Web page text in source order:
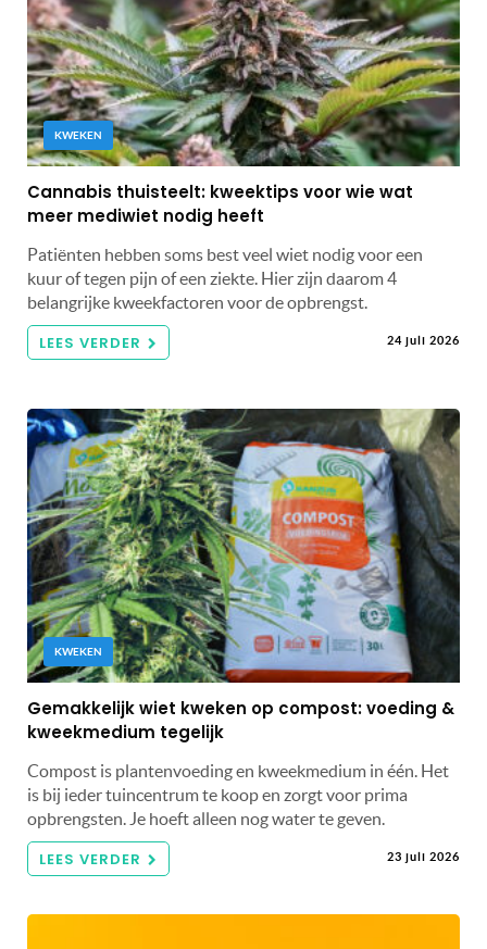
KWEKEN
Cannabis thuisteelt: kweektips voor wie wat
meer mediwiet nodig heeft
Patiënten hebben soms best veel wiet nodig voor een
kuur of tegen pijn of een ziekte. Hier zijn daarom 4
belangrijke kweekfactoren voor de opbrengst.
LEES VERDER 24 juli 2026
KWEKEN
Gemakkelijk wiet kweken op compost: voeding &
kweekmedium tegelijk
Compost is plantenvoeding en kweekmedium in één. Het
is bij ieder tuincentrum te koop en zorgt voor prima
opbrengsten. Je hoeft alleen nog water te geven.
LEES VERDER 23 juli 2026